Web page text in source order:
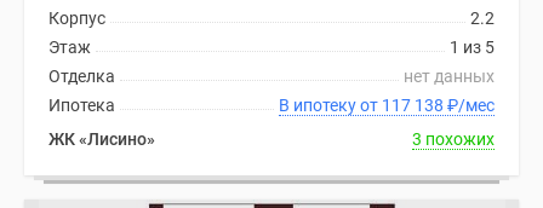
2.2
Корпус
1 из 5
Этаж
нет данных
Отделка
В ипотеку от 117 138 ₽/мес
Ипотека
ЖК «Лисино»
3 похожих